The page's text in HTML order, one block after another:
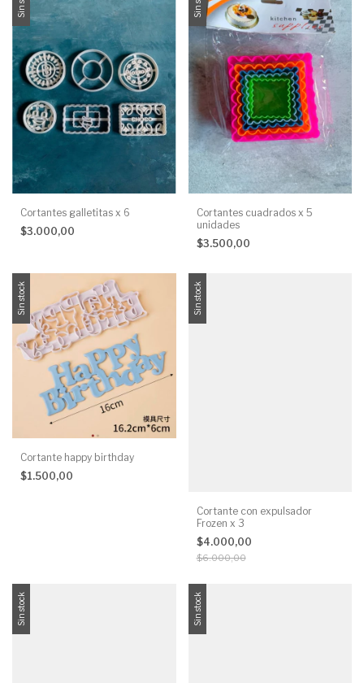
Cortantes galletitas x 6
$3.000,00
Cortantes cuadrados x 5
unidades
$3.500,00
Sin stock
Cortante happy birthday
$1.500,00
Sin stock
Cortante con expulsador
Frozen x 3
$4.000,00
$6.000,00
Sin stock Sin stock